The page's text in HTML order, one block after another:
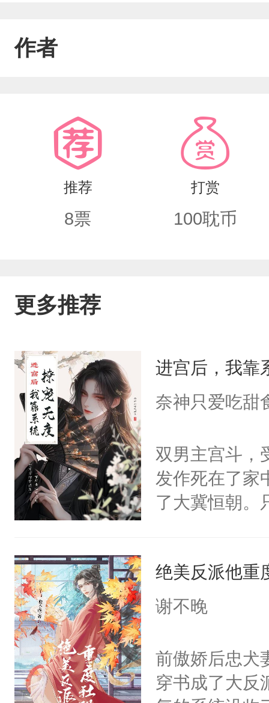
田远的额间，视线轻柔含情，语气眷恋
作者
推荐
8票
打赏
100耽币
更多推荐
进宫后，我靠
奈神只爱吃甜
双男主宫斗，
发作死在了家
了大冀恒朝。
惜被人暗害，
绝。主神知晓
朝，一个从未
为三种性别。
构与男子相同
绝美反派他重
谢不晚
前傲娇后忠犬
穿书成了大反